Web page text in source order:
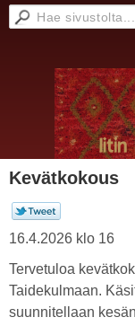
Kevätkokous
16.4.2026 klo 16
Tervetuloa
Taidekulmaan.
suunnitellaan